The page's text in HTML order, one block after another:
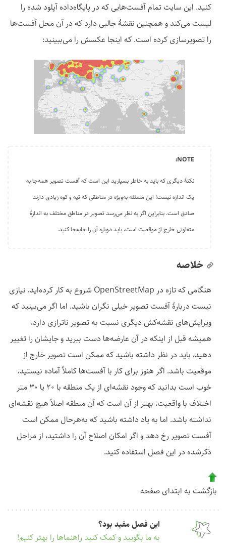
کنید. این سایت تمام آفست‌هایی که در پایگاه‌داده آپلود شده را
لیست می‌کند و همچنین نقشهٔ جالبی دارد که در آن محل آفست‌ها
را تصویرسازی کرده است. که اینجا عکسش را می‌ببینید:
نکتهٔ دیگری که باید به خاطر بسپارید این است که آفست تصویر همه‌جا به
یک اندازه نیست! این مسئله به‌ویژه در مناطقی که تپه و کوه زیادی دارند
صادق است. بنابراین اگر به نظر می‌رسد تصویر در مناطق مختلف به اندازهٔ
متفاوتی خارج از موقعیت است، باید دوباره آن را جابه‌جا کنید.
خلاصه
هنگامی که تازه در OpenStreetMap شروع به کار کرده‌اید، نیازی
نیست دربارهٔ آفست تصویر خیلی نگران باشید. اما اگر می‌بینید که
ویرایش‌های نقشه‌کش دیگری نسبت به تصویر ناترازی دارد،
همیشه قبل از اینکه در آن عارضه‌ها دست ببرید و جایشان را تغییر
دهید، باید در نظر داشته باشید که ممکن است تصویر خارج از
موقعیت باشد. اگر هنوز برای کار با آفست‌ها کاملاً آماده نیستید،
خوب است بدانید که وجود نقشه‌ای از یک منطقه با ۲۰ یا ۳۰ متر
اختلاف با واقعیت، بهتر از آن است که آن منطقه اصلاً هیچ نقشه‌ای
نداشته باشد. اما به یاد داشته باشید که به‌هرحال ممکن است
آفست تصویر رخ دهد و اگر امکان اصلاح آن را داشتید، از مراحل
ذکرشده در این فصل استفاده کنید.
بازگشت به ابتدای صفحه
این فصل مفید بود؟
به ما بگویید و کمک کنید راهنماها را بهتر کنیم!